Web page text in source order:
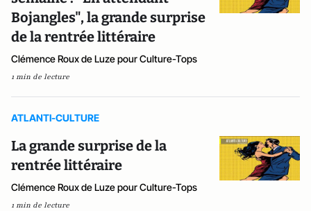
Bojangles", la grande surprise
de la rentrée littéraire
Clémence Roux de Luze pour Culture-Tops
1 min de lecture
ATLANTI-CULTURE
La grande surprise de la
rentrée littéraire
Clémence Roux de Luze pour Culture-Tops
1 min de lecture